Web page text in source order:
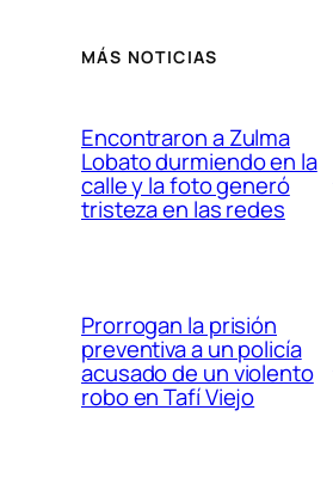
MÁS NOTICIAS
Encontraron a Zulma
Lobato durmiendo en la
calle y la foto generó
tristeza en las redes
Prorrogan la prisión
preventiva a un policía
acusado de un violento
robo en Tafí Viejo